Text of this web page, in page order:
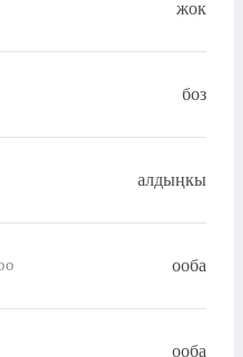
жок
боз
алдыңкы
ооба
ооба